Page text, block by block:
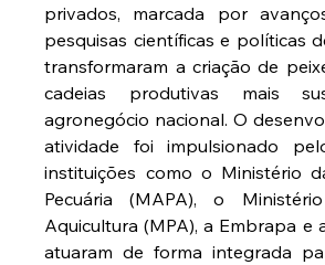
privados, marcada por
pesquisas científicas e políticas
transformaram a criação de
cadeias produtivas mais
agronegócio nacional. O
atividade foi impulsionado
instituições como o Ministério
Pecuária (MAPA), o
Aquicultura (MPA), a Embrapa e
atuaram de forma integrada